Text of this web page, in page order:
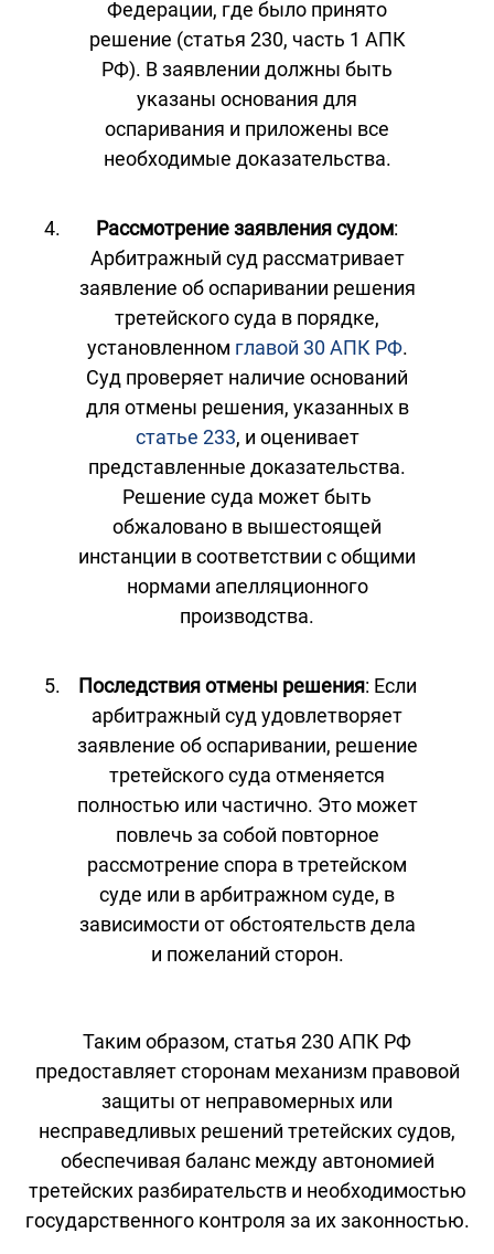
Федерации, где было принято
решение (статья 230, часть 1 АПК
РФ). В заявлении должны быть
указаны основания для
оспаривания и приложены все
необходимые доказательства.
Рассмотрение заявления судом:
Арбитражный суд рассматривает
заявление об оспаривании решения
третейского суда в порядке,
установленном главой 30 АПК РФ.
Суд проверяет наличие оснований
для отмены решения, указанных в
статье 233, и оценивает
представленные доказательства.
Решение суда может быть
обжаловано в вышестоящей
инстанции в соответствии с общими
нормами апелляционного
производства.
Последствия отмены решения: Если
арбитражный суд удовлетворяет
заявление об оспаривании, решение
третейского суда отменяется
полностью или частично. Это может
повлечь за собой повторное
рассмотрение спора в третейском
суде или в арбитражном суде, в
зависимости от обстоятельств дела
и пожеланий сторон.
Таким образом, статья 230 АПК РФ
предоставляет сторонам механизм правовой
защиты от неправомерных или
несправедливых решений третейских судов,
обеспечивая баланс между автономией
третейских разбирательств и необходимостью
государственного контроля за их законностью.